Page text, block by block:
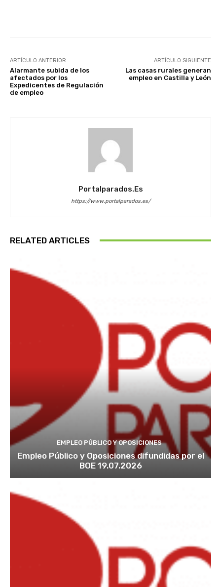
ARTÍCULO ANTERIOR
Alarmante subida de los
afectados por los
Expedicentes de Regulación
de empleo
ARTÍCULO SIGUIENTE
Las casas rurales generan
empleo en Castilla y León
Portalparados.es
https://www.portalparados.es/
RELATED ARTICLES
EMPLEO PÚBLICO Y OPOSICIONES
Empleo Público y Oposiciones difundidas por el
BOE 19.07.2026